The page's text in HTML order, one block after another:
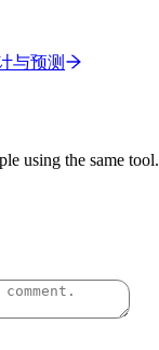
与预测
using the same tool.